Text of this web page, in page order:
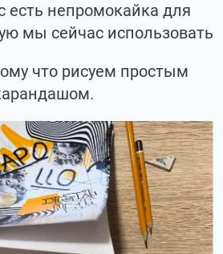
есть непромокайка для
мы сейчас использовать
что рисуем простым